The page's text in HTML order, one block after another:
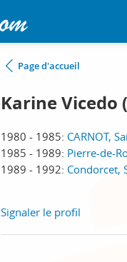
Page d'accueil
Karine
1980 - 1985: CARNOT,
1985 - 1989: Pierre-de-
1989 - 1992: Condorcet,
Signaler le profil